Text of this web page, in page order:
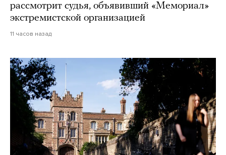
рассмотрит судья, объявивший «Мемориал»
экстремистской организацией
11 часов назад